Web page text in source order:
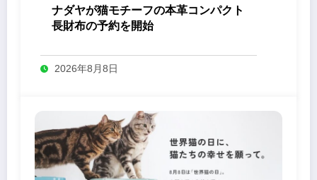
ナダヤが猫モチーフの本革コンパクト
長財布の予約を開始
2026年8月8日